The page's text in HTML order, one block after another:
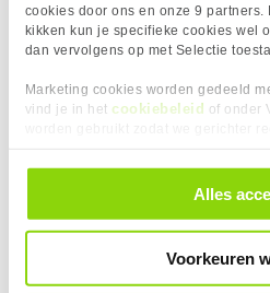
cookies door ons en onze 9
kikken kun je specifieke cookies wel
dan vervolgens op met Selectie
Marketing cookies worden gedeeld
vind je in het cookiebeleid of onder
alle cookies. Je kunt je gegeven
door in de footer van onze website te
Alles
Voorkeuren
Uit eigen voorraad leverbaar. Levertijd: 1
Processor Model
9700X
AM5
Kloksnelheid Turbo
5.50 GHz
8
Geïntegreerde graphics
AMD